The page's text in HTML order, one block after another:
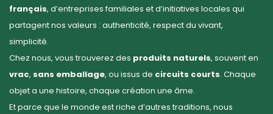
français, d’entreprises familiales et d’initiatives locales qui
partagent nos valeurs : authenticité, respect du vivant,
simplicité.
Chez nous, vous trouverez des produits naturels, souvent en
vrac, sans emballage, ou issus de circuits courts. Chaque
objet a une histoire, chaque création une âme.
Et parce que le monde est riche d’autres traditions, nous